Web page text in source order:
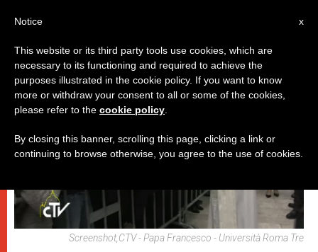
PAPI
Screenshot,CTV - Papa Francesco - Università Roma Tre
x
Notice
This website or its third party tools use cookies, which are
necessary to its functioning and required to achieve the
purposes illustrated in the cookie policy. If you want to know
more or withdraw your consent to all or some of the cookies,
please refer to the cookie policy
By closing this banner, scrolling this page, clicking a link or
continuing to browse otherwise, you agree to the use of cookies.